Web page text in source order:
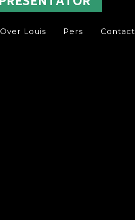
Over Louis Pers Contact